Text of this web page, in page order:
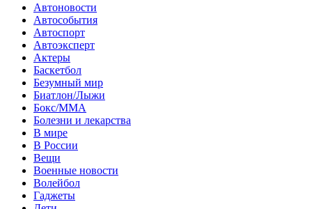
Автоновости
Автособытия
Автоспорт
Автоэксперт
Актеры
Баскетбол
Безумный мир
Биатлон/Лыжи
Бокс/MMA
Болезни и лекарства
В мире
В России
Вещи
Военные новости
Волейбол
Гаджеты